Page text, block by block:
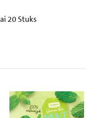
20 Stuks